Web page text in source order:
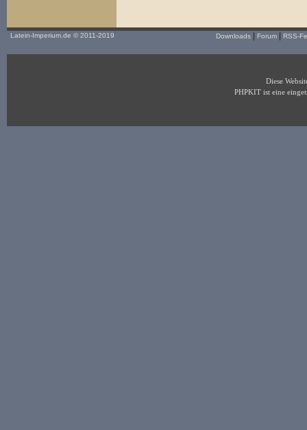
Latein-Imperium.de © 2011-2019 Downloads Forum RSS-
Diese
PHPKIT ist eine